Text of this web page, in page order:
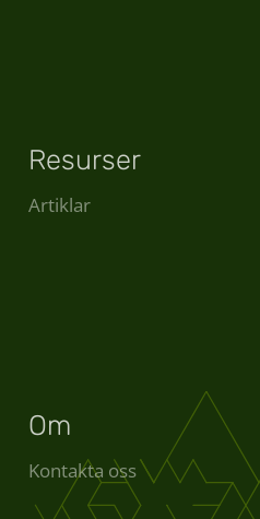
Resurser
Artiklar
Om
Kontakta oss